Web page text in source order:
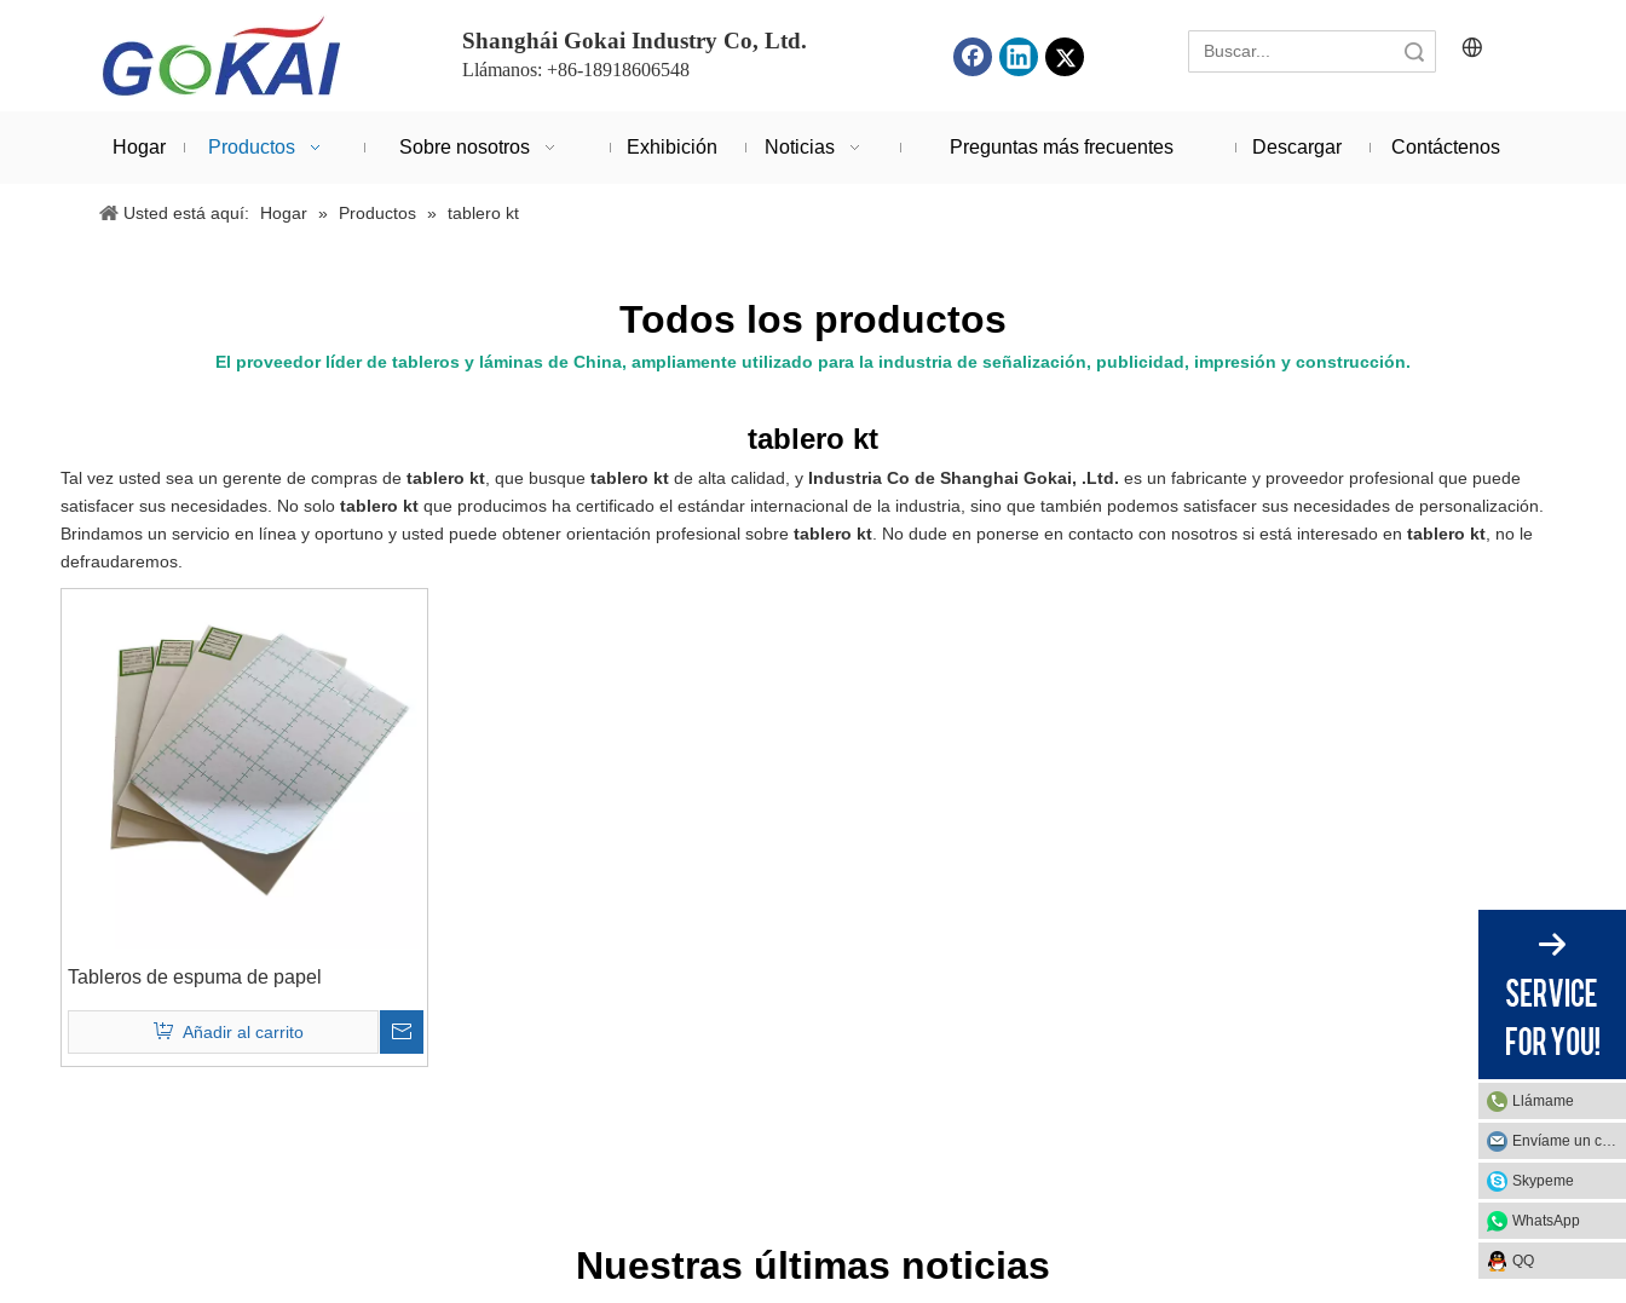
Shanghái Gokai Industry Co, Ltd.
Llámanos: +86-18918606548
Hogar Productos Sobre nosotros Exhibición Noticias Preguntas más frecuentes Descargar Contáctenos
Usted está aquí: Hogar » Productos » tablero kt
Todos los productos
El proveedor líder de tableros y láminas de China, ampliamente utilizado para la industria de señalización, publicidad, impresión y construcción.
tablero kt
Tal vez usted sea un gerente de compras de tablero kt , que busque tablero kt de alta calidad, y Industria Co de Shanghai Gokai, .Ltd. es un fabricante y proveedor profesional que puede
satisfacer sus necesidades. No solo tablero kt que producimos ha certificado el estándar internacional de la industria, sino que también podemos satisfacer sus necesidades de personalización.
Brindamos un servicio en línea y oportuno y usted puede obtener orientación profesional sobre tablero kt . No dude en ponerse en contacto con nosotros si está interesado en tablero kt , no le
defraudaremos.
Tableros de espuma de papel
Añadir al carrito
Nuestras últimas noticias
Llámame
Envíame un correo
Skypeme
WhatsApp
QQ